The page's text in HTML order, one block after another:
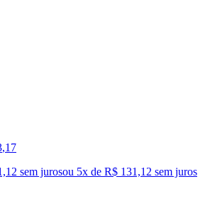
,17
sem jurosou 5x de R$ 131,12 sem juros